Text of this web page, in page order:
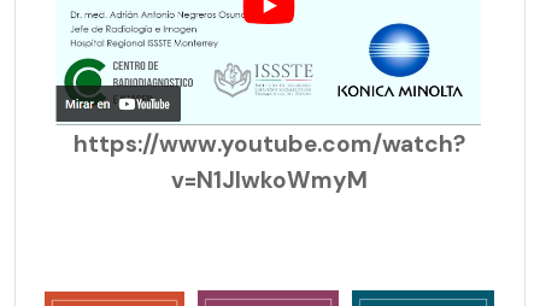
https://www.youtube.com/watch?
v=N1JlwkoWmyM